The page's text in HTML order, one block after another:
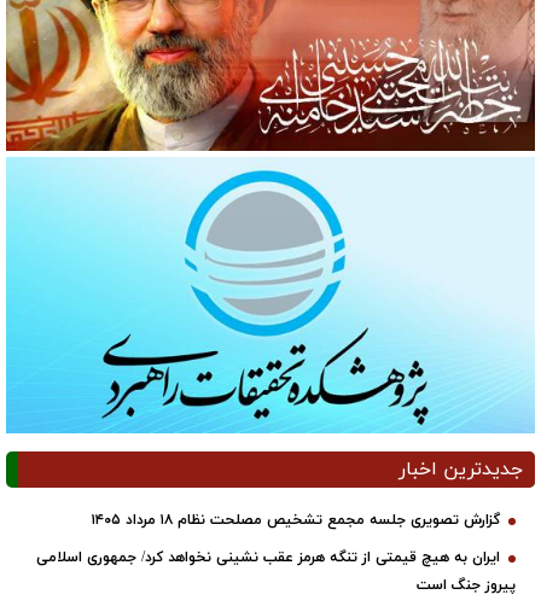
جدیدترین اخبار
گزارش تصویری جلسه مجمع تشخیص مصلحت نظام ۱۸ مرداد ۱۴۰۵
ایران به هیچ قیمتی از تنگه هرمز عقب نشینی نخواهد کرد/ جمهوری اسلامی
پیروز جنگ است